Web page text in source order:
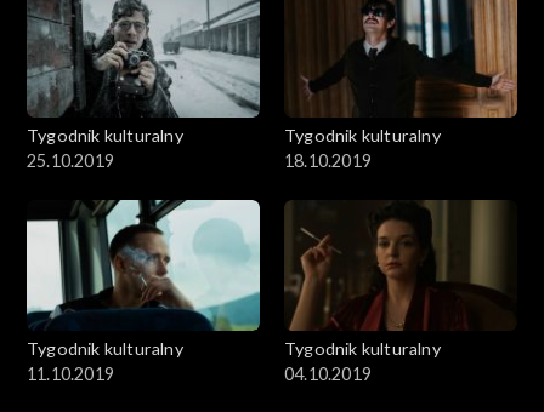
Tygodnik kulturalny
25.10.2019
Tygodnik kulturalny
18.10.2019
Tygodnik kulturalny
11.10.2019
Tygodnik kulturalny
04.10.2019